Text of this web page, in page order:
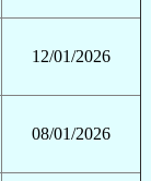
12/01/2026
08/01/2026